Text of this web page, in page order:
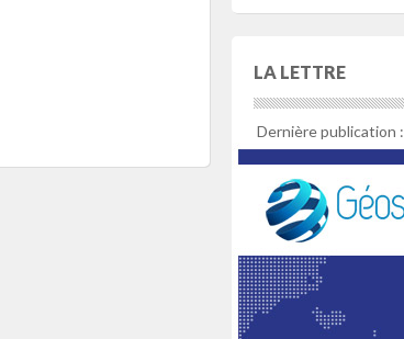
LA LETTRE
Dernière publication :